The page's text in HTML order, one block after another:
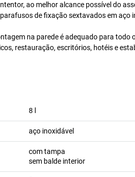
ao melhor alcance possível do
de fixação sextavados em aço
na parede é adequado para
restauração, escritórios, hotéis e
8
aço inoxidável
com tampa
sem balde interior